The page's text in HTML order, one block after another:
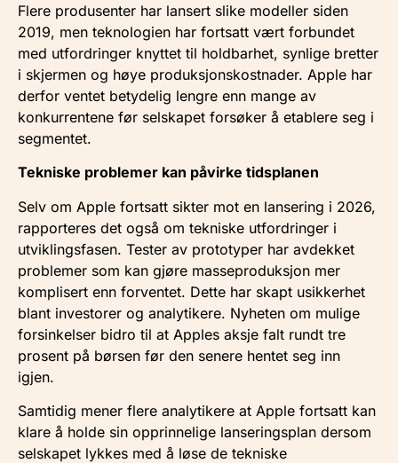
Flere produsenter har lansert slike modeller siden
2019, men teknologien har fortsatt vært forbundet
med utfordringer knyttet til holdbarhet, synlige bretter
i skjermen og høye produksjonskostnader. Apple har
derfor ventet betydelig lengre enn mange av
konkurrentene før selskapet forsøker å etablere seg i
segmentet.
Tekniske problemer kan påvirke tidsplanen
Selv om Apple fortsatt sikter mot en lansering i 2026,
rapporteres det også om tekniske utfordringer i
utviklingsfasen. Tester av prototyper har avdekket
problemer som kan gjøre masseproduksjon mer
komplisert enn forventet. Dette har skapt usikkerhet
blant investorer og analytikere. Nyheten om mulige
forsinkelser bidro til at Apples aksje falt rundt tre
prosent på børsen før den senere hentet seg inn
igjen.
Samtidig mener flere analytikere at Apple fortsatt kan
klare å holde sin opprinnelige lanseringsplan dersom
selskapet lykkes med å løse de tekniske